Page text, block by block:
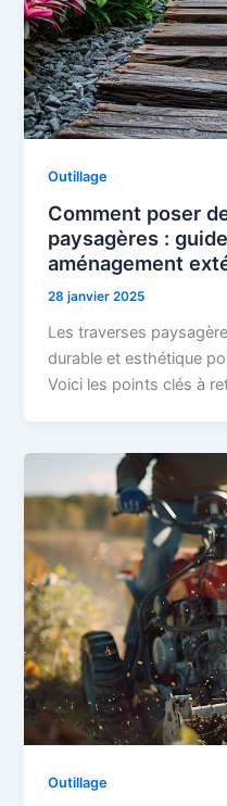
Outillage
Comment poser
paysagères :
aménagement
28 janvier 2025
Les traverses
durable et esthétique
Voici les points clés à
Outillage